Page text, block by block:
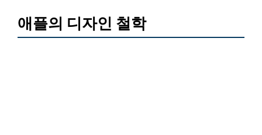
애플의 디자인 철학